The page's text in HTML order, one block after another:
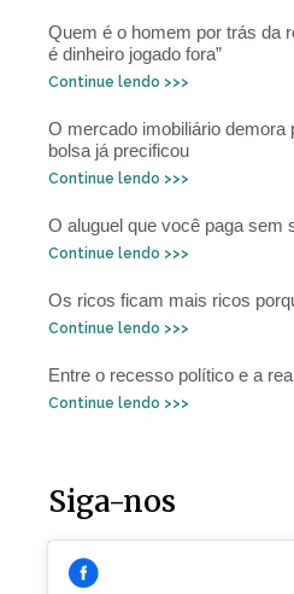
Quem é o homem por trás da
é dinheiro jogado fora”
Continue lendo >>>
O mercado imobiliário demora
bolsa já precificou
Continue lendo >>>
O aluguel que você paga sem
Continue lendo >>>
Os ricos ficam mais ricos
Continue lendo >>>
Entre o recesso político e a
Continue lendo >>>
Siga-nos